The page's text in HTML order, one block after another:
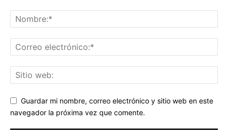
Guardar mi nombre, correo electrónico y sitio web en este
navegador la próxima vez que comente.